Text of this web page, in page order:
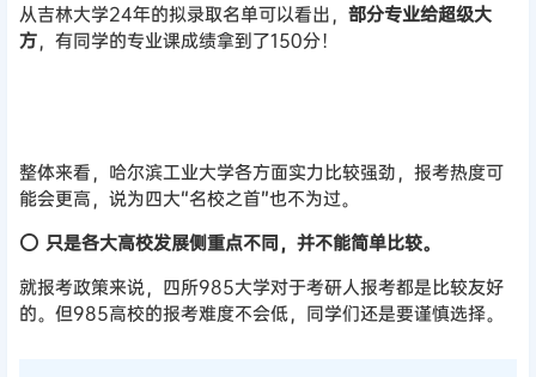
从吉林大学24年的拟录取名单可以看出， 部分专业给超级大
方，有同学的专业课成绩拿到了150分！
整体来看，哈尔滨工业大学各方面实力比较强劲，报考热度可
能会更高，说为四大“名校之首”也不为过。
⭕ 只是各大高校发展侧重点不同，并不能简单比较。
就报考政策来说，四所985大学对于考研人报考都是比较友好
的。 但985高校的报考难度不会低，同学们还是要谨慎选择。